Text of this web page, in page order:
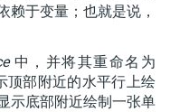
赖于变量；也就是说，
中，并将其重命名为
顶部附近的水平行上绘
示底部附近绘制一张单